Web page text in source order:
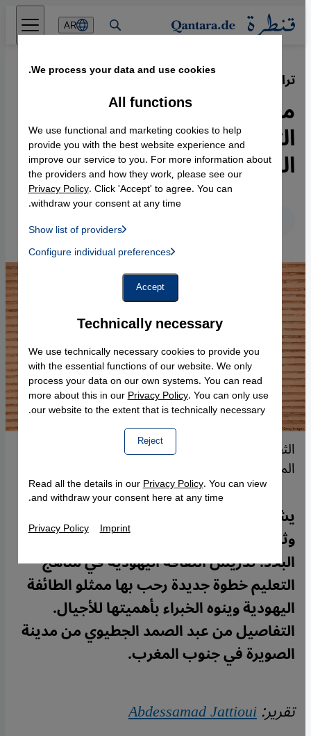
Direkt zum Inhalt springen
AR
تراث اليهود في المغرب·
01.02.2021
مبادرات مغربية لترسيخ
التعايش وتدريس الثقافة
اليهودية
عربي
الثقافة والتراث اليهودي ضمن المناهج الدارسية في
المغرب.
يشهد المغرب مبادرات متتالية لإحياء تراث
وثقافة اليهود الضاربة بجذورها في تاريخ
البلاد. تدريس الثقافة اليهودية في مناهج
التعليم خطوة جديدة رحب بها ممثلو الطائفة
اليهودية وينوه الخبراء بأهميتها للأجيال.
التفاصيل من عبد الصمد الجطيوي من مدينة
الصويرة في جنوب المغرب.
تقرير:Abdessamad Jattioui
We process your data and use cookies.
Technically necessary
We use technically necessary cookies to provide you
with the essential functions of our website. We only
process your data on our own systems. You can read
more about this in ourPrivacy Policy. You can only use
our website to the extent that is technically necessary.
Reject
All functions
We use functional and marketing cookies to help
provide you with the best website experience and
improve our service to you. For more information about
the providers and how they work, please see our
Privacy Policy. Click 'Accept' to agree. You can
withdraw your consent at any time.
Show list of providers
Instagram Embed, Twitter Embed, Youtube Embed
Facebook Embed / Facebook Connect
Google Maps Embed
Configure individual preferences
Accept
Read all the details in ourPrivacy Policy. You can view
and withdraw your consent here at any time.
Privacy Policy Imprint